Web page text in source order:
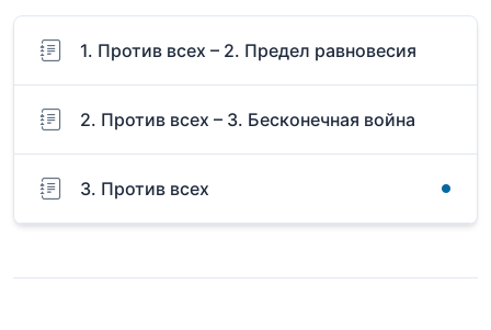
1. Против всех – 2. Предел равновесия
2. Против всех – 3. Бесконечная война
3. Против всех